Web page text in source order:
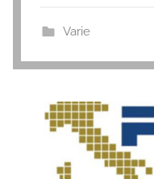
Varie